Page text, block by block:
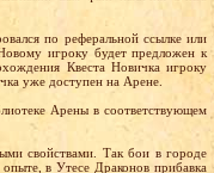
по реферальной ссылке или
игроку будет предложен к
Квеста Новичка игроку
уже доступен на Арене.
Арены в соответствующем
свойствами. Так бои в городе
в Утесе Драконов прибавка